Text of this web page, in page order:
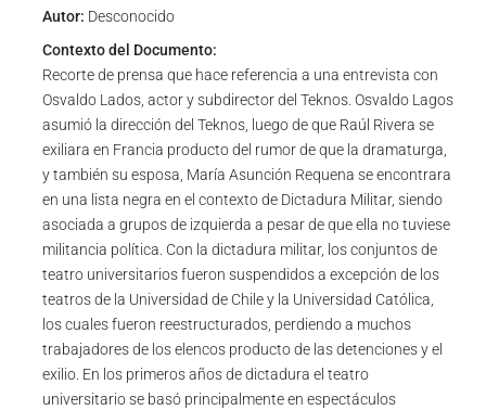
Autor: Desconocido
Contexto del Documento:
Recorte de prensa que hace referencia a una entrevista con
Osvaldo Lados, actor y subdirector del Teknos. Osvaldo Lagos
asumió la dirección del Teknos, luego de que Raúl Rivera se
exiliara en Francia producto del rumor de que la dramaturga,
y también su esposa, María Asunción Requena se encontrara
en una lista negra en el contexto de Dictadura Militar, siendo
asociada a grupos de izquierda a pesar de que ella no tuviese
militancia política. Con la dictadura militar, los conjuntos de
teatro universitarios fueron suspendidos a excepción de los
teatros de la Universidad de Chile y la Universidad Católica,
los cuales fueron reestructurados, perdiendo a muchos
trabajadores de los elencos producto de las detenciones y el
exilio. En los primeros años de dictadura el teatro
universitario se basó principalmente en espectáculos